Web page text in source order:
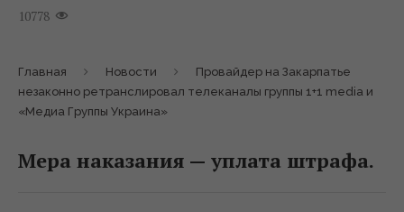
10778
Главная Новости
Провайдер на Закарпатье
незаконно ретранслировал телеканалы группы 1+1 media и
«Медиа Группы Украина»
Мера наказания — уплата штрафа.